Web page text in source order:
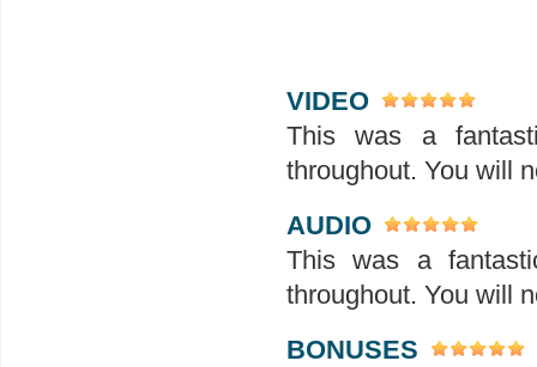
VIDEO
This was a
throughout. You will
AUDIO
This was a
throughout. You will
BONUSES